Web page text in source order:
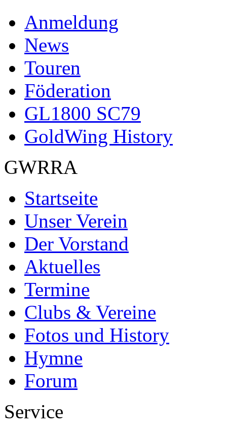
Anmeldung
News
Touren
Föderation
GL1800 SC79
GoldWing History
GWRRA
Startseite
Unser Verein
Der Vorstand
Aktuelles
Termine
Clubs & Vereine
Fotos und History
Hymne
Forum
Service